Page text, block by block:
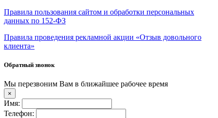
Правила пользования сайтом и обработки персональных
данных по 152-ФЗ
Правила проведения рекламной акции «Отзыв довольного
клиента»
Обратный звонок
Мы перезвоним Вам в ближайшее рабочее время
×
Имя:
Телефон: